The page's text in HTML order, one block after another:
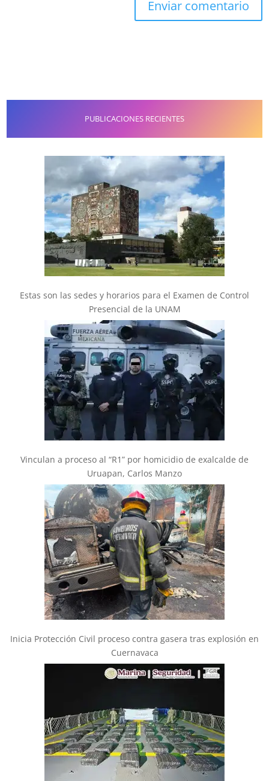
PUBLICACIONES RECIENTES
Estas son las sedes y horarios para el Examen de Control
Presencial de la UNAM
Vinculan a proceso al “R1” por homicidio de exalcalde de
Uruapan, Carlos Manzo
Inicia Protección Civil proceso contra gasera tras explosión en
Cuernavaca